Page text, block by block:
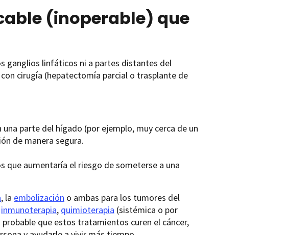
(inoperable) que
ganglios linfáticos ni a partes distantes del
cirugía (hepatectomía parcial o trasplante de
parte del hígado (por ejemplo, muy cerca de un
de manera segura.
que aumentaría el riesgo de someterse a una
, la embolización o ambas para los tumores del
inmunoterapia, quimioterapia (sistémica o por
probable que estos tratamientos curen el cáncer,